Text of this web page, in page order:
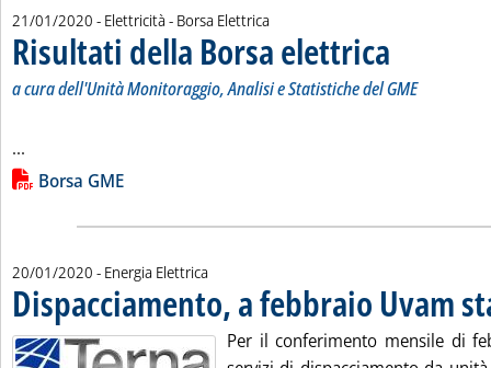
21/01/2020 - Elettricità - Borsa Elettrica
Risultati della Borsa elettrica
a cura dell'Unità Monitoraggio, Analisi e Statistiche del GME
...
Lista allegati PDF alla notizia
Borsa GME
20/01/2020 - Energia Elettrica
Dispacciamento, a febbraio Uvam
Per il conferimento mensile di